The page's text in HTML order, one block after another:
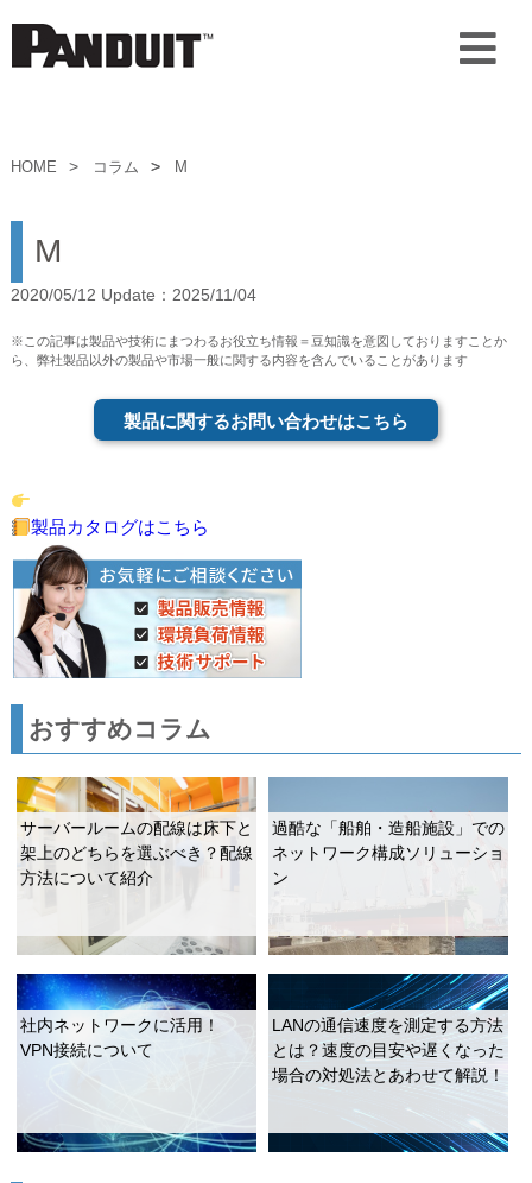
HOME コラム M
M
2020/05/12 Update：2025/11/04
※この記事は製品や技術にまつわるお役立ち情報＝豆知識を意図しておりますことか
ら、弊社製品以外の製品や市場一般に関する内容を含んでいることがあります
製品に関するお問い合わせはこちら
製品カタログはこちら
おすすめコラム
サーバールームの配線は床下と
架上のどちらを選ぶべき？配線
方法について紹介
過酷な「船舶・造船施設」での
ネットワーク構成ソリューショ
ン
社内ネットワークに活用！
VPN接続について
LANの通信速度を測定する方法
とは？速度の目安や遅くなった
場合の対処法とあわせて解説！